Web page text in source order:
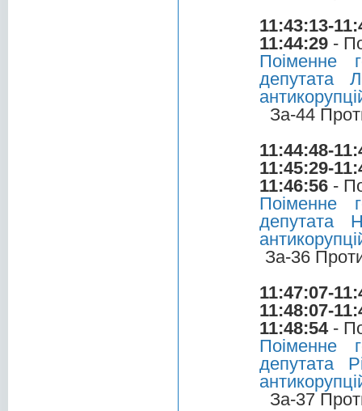
11:43:13-
11:44:29 -
Поіменне
депутата
За-44
11:44:48-
11:45:29-
11:46:56 -
Поіменне
депутата
За-36
11:47:07-
11:48:07-
11:48:54-
Поіменне
депутата
За-37